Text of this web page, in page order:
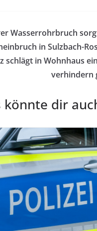
Wasserrohrbruch
in Sulzbach-
schlägt in Wohnhaus
verhindern
könnte dir